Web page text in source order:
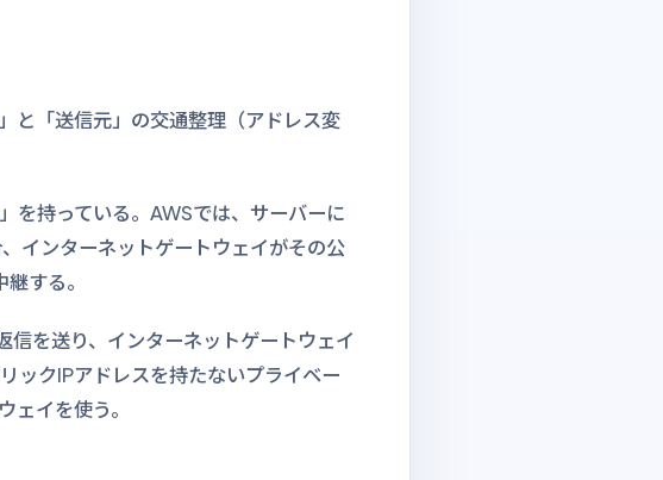
と「送信元」の交通整理（アドレス変
」を持っている。AWSでは、サーバーに
インターネットゲートウェイがその公
する。
信を送り、インターネットゲートウェイ
ックIPアドレスを持たないプライベー
イを使う。